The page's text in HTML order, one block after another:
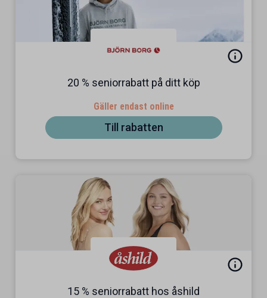
20 % seniorrabatt på ditt köp
Gäller endast online
Till rabatten
15 % seniorrabatt hos åshild